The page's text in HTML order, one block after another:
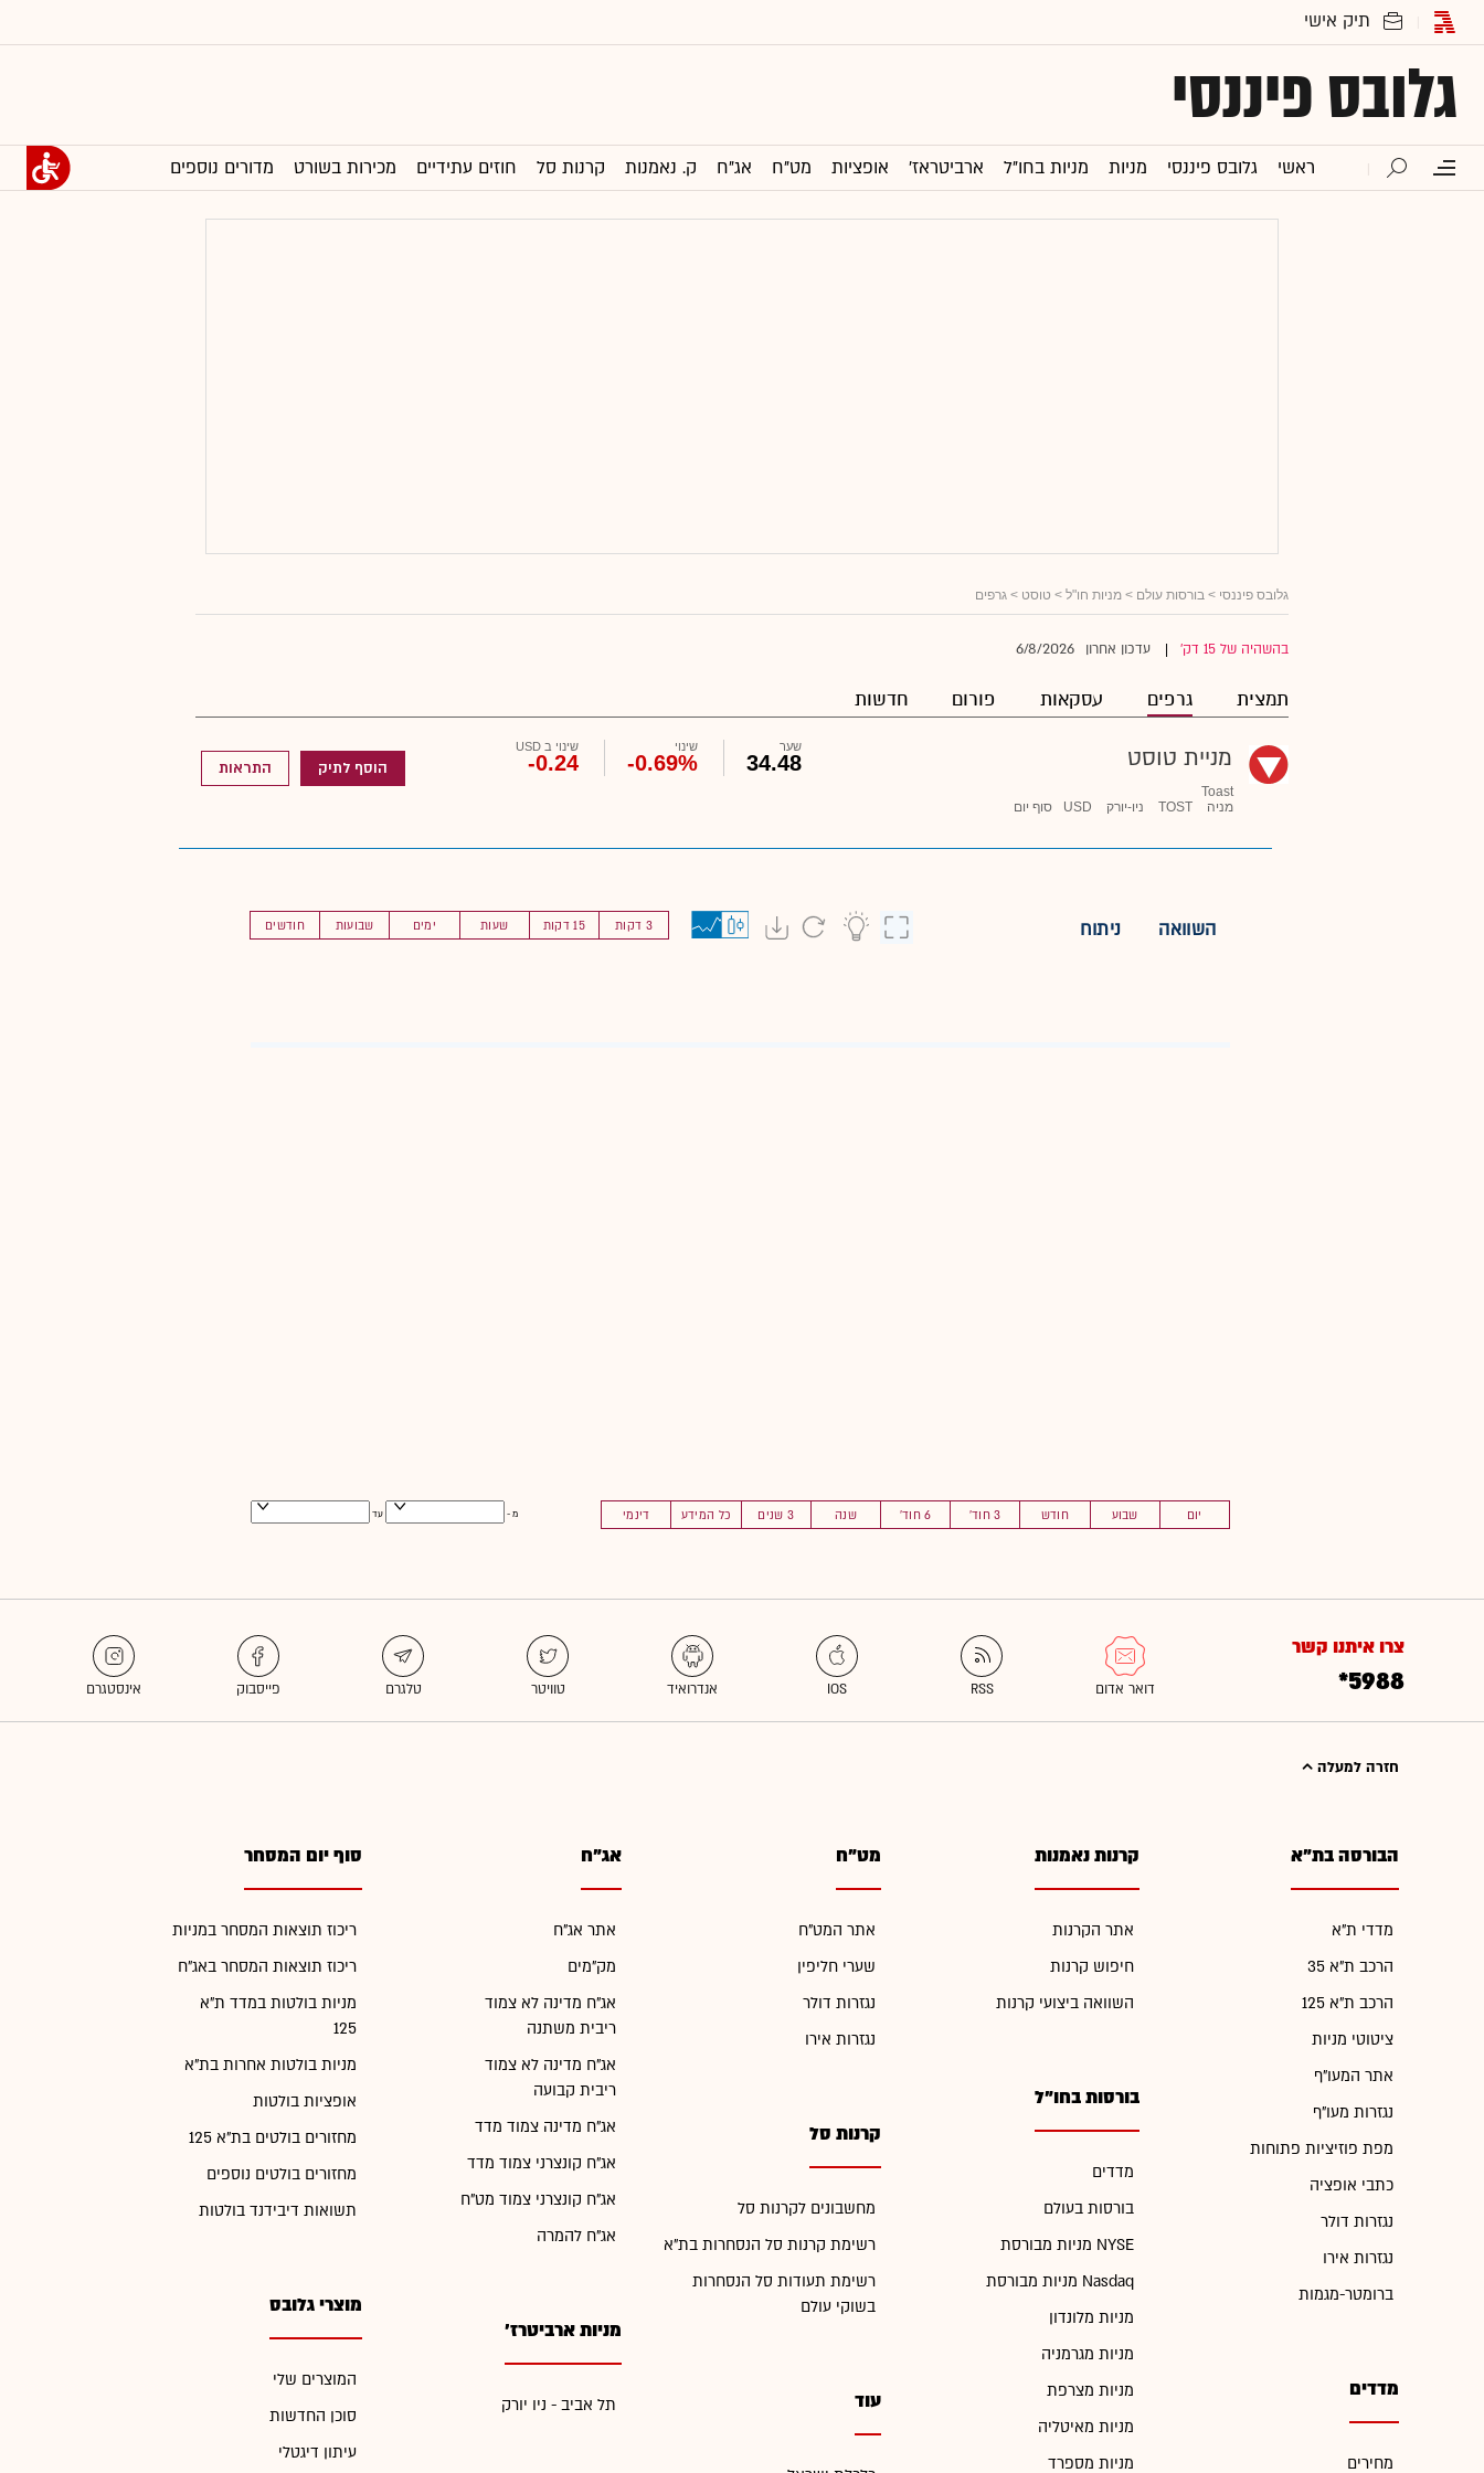
גלובס פיננסי
ראשי גלובס פיננסי מניות מניות בחו"ל ארביטראז' אופציות מט"ח אג"ח ק. נאמנות קרנות סל חוזים עתידיים מכירות בשורט מדורים נוספים
גלובס פיננסי > בורסות עולם > מניות חו"ל > טוסט > גרפים
בהשהיה של 15 דק' עדכון אחרון 6/8/2026
תמצית גרפים עסקאות פורום חדשות
מניית טוסט
Toast
מניה
TOST ניו-יורק USD סוף יום
שער
34.48
שינוי
-0.69%
שינוי ב USD
-0.24 הוסף לתיק התראות
חודשים שבועות ימים שעות 15 דקות 3 דקות השוואה ניתוח
יום שבוע חודש 3 חוד' 6 חוד' שנה 3 שנים כל המידע דינמי מ - עד
צרו איתנו קשר
*5988
חזרה למעלה
הבורסה בת"א
מדדי ת"א
הרכב ת"א 35
הרכב ת"א 125
ציטוטי מניות
אתר המעו"ף
נגזרות מעו"ף
מפת פוזיציות פתוחות
כתבי אופציה
נגזרות דולר
נגזרות אירו
ברומטר-מגמות
מדדים
מחירים
קרנות נאמנות
אתר הקרנות
חיפוש קרנות
השוואה ביצועי קרנות
בורסות בחו"ל
מדדים
בורסות בעולם
מניות מבורסת NYSE
מניות מבורסת Nasdaq
מניות מלונדון
מניות מגרמניה
מניות מצרפת
מניות מאיטליה
מניות מספרד
מט"ח
אתר המט"ח
שערי חליפין
נגזרות דולר
נגזרות אירו
קרנות סל
מחשבונים לקרנות סל
רשימת קרנות סל הנסחרות בת"א
רשימת תעודות סל הנסחרות
בשוקי עולם
עוד
אג"ח
אתר אג"ח
מק"מים
אג"ח מדינה לא צמוד
ריבית משתנה
אג"ח מדינה לא צמוד
ריבית קבועה
אג"ח מדינה צמוד מדד
אג"ח קונצרני צמוד מדד
אג"ח קונצרני צמוד מט"ח
אג"ח להמרה
מניות ארביטרז'
תל אביב - ניו יורק
סוף יום המסחר
ריכוז תוצאות המסחר במניות
ריכוז תוצאות המסחר באג"ח
מניות בולטות במדד ת"א
125
מניות בולטות אחרות בת"א
אופציות בולטות
מחזורים בולטים בת"א 125
מחזורים בולטים נוספים
תשואות דיבידנד בולטות
מוצרי גלובס
המוצרים שלי
סוכן החדשות
עיתון דיגטלי